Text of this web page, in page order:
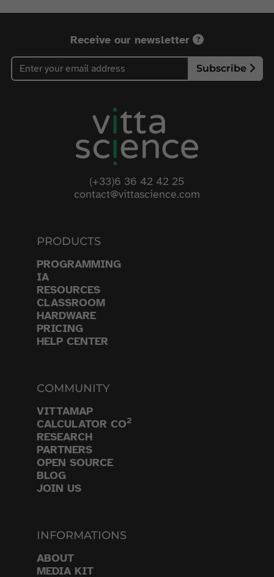
Receive our newsletter
Subscribe
(+33)6 36 42 42 25
contact@vittascience.com
PRODUCTS
PROGRAMMING
IA
RESOURCES
CLASSROOM
HARDWARE
PRICING
HELP CENTER
COMMUNITY
VITTAMAP
CALCULATOR CO2
RESEARCH
PARTNERS
OPEN SOURCE
BLOG
JOIN US
INFORMATIONS
ABOUT
MEDIA KIT